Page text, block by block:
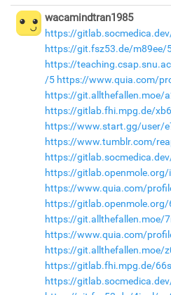
wacamindtran1985
https://
https://git.fsz53.de/m89ee/
https://
/5 https://www.quia.com/
https://git.allthefallen.moe/
https://gitlab.fhi.mpg.de/
https://www.start.gg/user/
https://www.tumblr.com/
https://
https://
https://www.quia.com/
https://
https://git.allthefallen.moe/
https://www.quia.com/
https://git.allthefallen.moe/
https://gitlab.fhi.mpg.de/
https://